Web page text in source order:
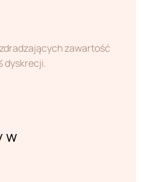
zawartość
dyskrecji.
w